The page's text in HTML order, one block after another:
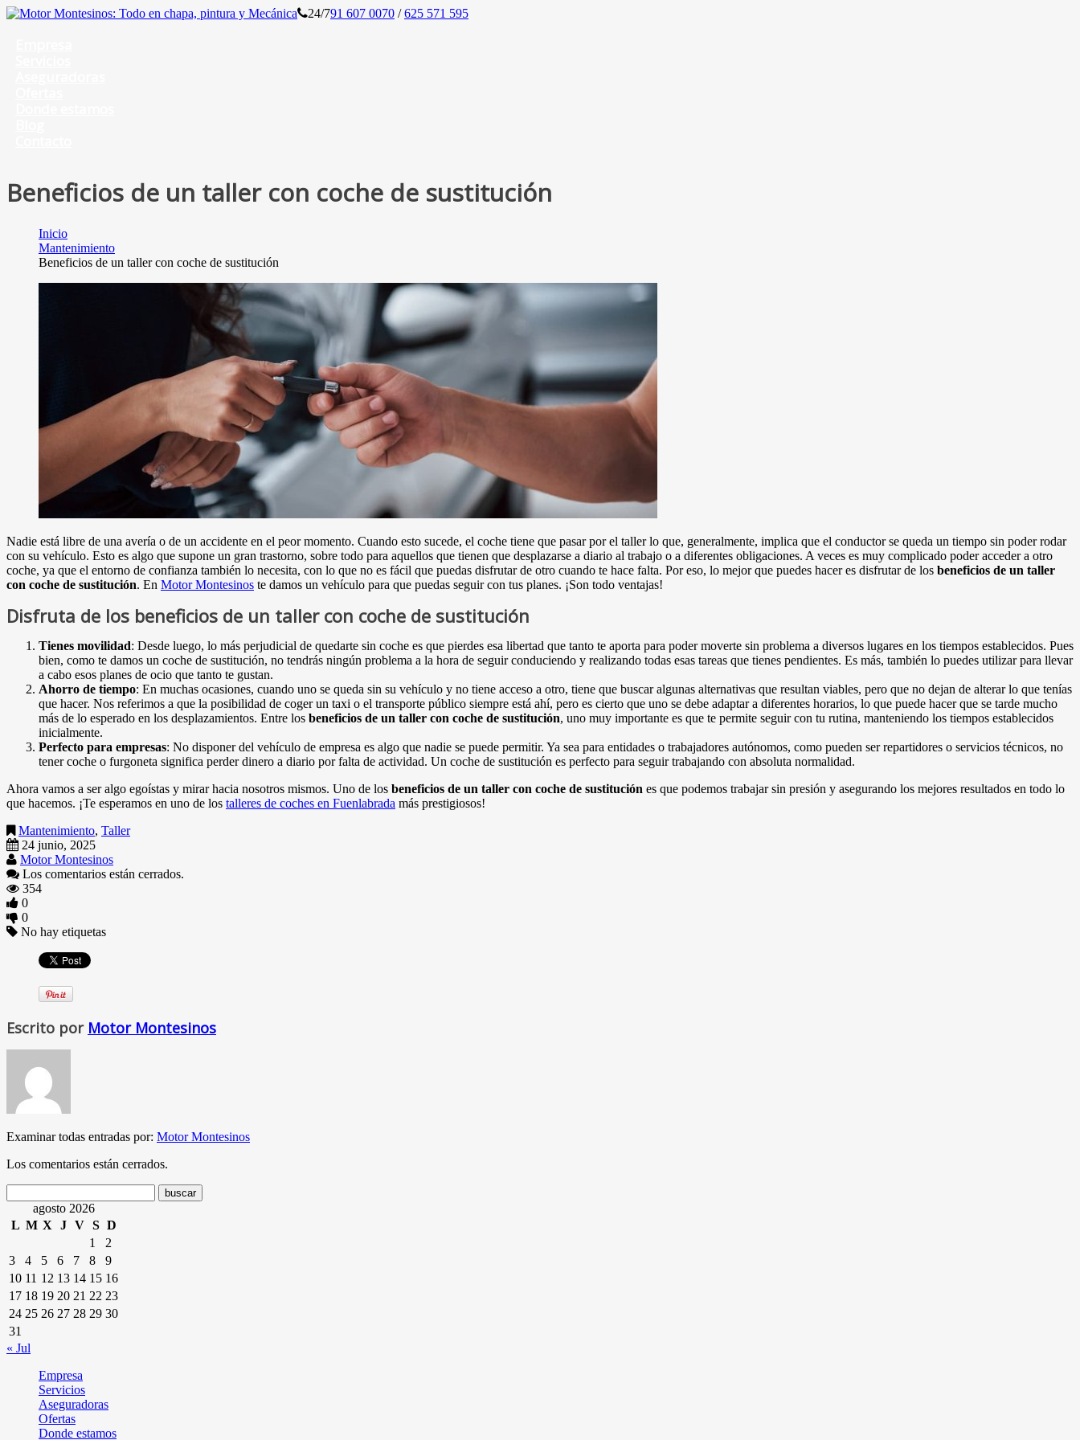
24/791 607 0070 /625 571 595
Beneficios de un taller con coche de sustitución
Inicio
Mantenimiento
Beneficios de un taller con coche de sustitución
Nadie está libre de una avería o de un accidente en el peor momento. Cuando esto sucede, el coche tiene que pasar por el taller lo que, generalmente, implica que el conductor se queda un tiempo sin poder rodar
con su vehículo. Esto es algo que supone un gran trastorno, sobre todo para aquellos que tienen que desplazarse a diario al trabajo o a diferentes obligaciones. A veces es muy complicado poder acceder a otro
coche, ya que el entorno de confianza también lo necesita, con lo que no es fácil que puedas disfrutar de otro cuando te hace falta. Por eso, lo mejor que puedes hacer es disfrutar de los beneficios de un taller
con coche de sustitución. En Motor Montesinos te damos un vehículo para que puedas seguir con tus planes. ¡Son todo ventajas!
Disfruta de los beneficios de un taller con coche de sustitución
Tienes movilidad: Desde luego, lo más perjudicial de quedarte sin coche es que pierdes esa libertad que tanto te aporta para poder moverte sin problema a diversos lugares en los tiempos establecidos. Pues
bien, como te damos un coche de sustitución, no tendrás ningún problema a la hora de seguir conduciendo y realizando todas esas tareas que tienes pendientes. Es más, también lo puedes utilizar para llevar
a cabo esos planes de ocio que tanto te gustan.
Ahorro de tiempo: En muchas ocasiones, cuando uno se queda sin su vehículo y no tiene acceso a otro, tiene que buscar algunas alternativas que resultan viables, pero que no dejan de alterar lo que tenías
que hacer. Nos referimos a que la posibilidad de coger un taxi o el transporte público siempre está ahí, pero es cierto que uno se debe adaptar a diferentes horarios, lo que puede hacer que se tarde mucho
más de lo esperado en los desplazamientos. Entre los beneficios de un taller con coche de sustitución, uno muy importante es que te permite seguir con tu rutina, manteniendo los tiempos establecidos
inicialmente.
Perfecto para empresas: No disponer del vehículo de empresa es algo que nadie se puede permitir. Ya sea para entidades o trabajadores autónomos, como pueden ser repartidores o servicios técnicos, no
tener coche o furgoneta significa perder dinero a diario por falta de actividad. Un coche de sustitución es perfecto para seguir trabajando con absoluta normalidad.
Ahora vamos a ser algo egoístas y mirar hacia nosotros mismos. Uno de los beneficios de un taller con coche de sustitución es que podemos trabajar sin presión y asegurando los mejores resultados en todo lo
que hacemos. ¡Te esperamos en uno de los talleres de coches en Fuenlabrada más prestigiosos!
Mantenimiento, Taller
24 junio, 2025
Motor Montesinos
Los comentarios están cerrados.
354
0
0
No hay etiquetas
Escrito por Motor Montesinos
Examinar todas entradas por: Motor Montesinos
Los comentarios están cerrados.
agosto 2026
L M X J V S D
1
2
3
4 5 6 7 8
9
10 11 12 13 14 15 16
17 18 19 20 21 22 23
24 25 26 27 28 29 30
31
« Jul
Empresa
Servicios
Aseguradoras
Ofertas
Donde estamos